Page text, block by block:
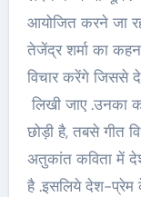
आयोजित करने जा
तेजेंद्र शर्मा का
विचार करेंगे जिससे
लिखी जाए .उनका
छोड़ी है, तबसे गीत
अतुकांत कविता में
है .इसलिये देश-प्रेम